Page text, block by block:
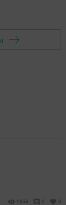
1653 0 0